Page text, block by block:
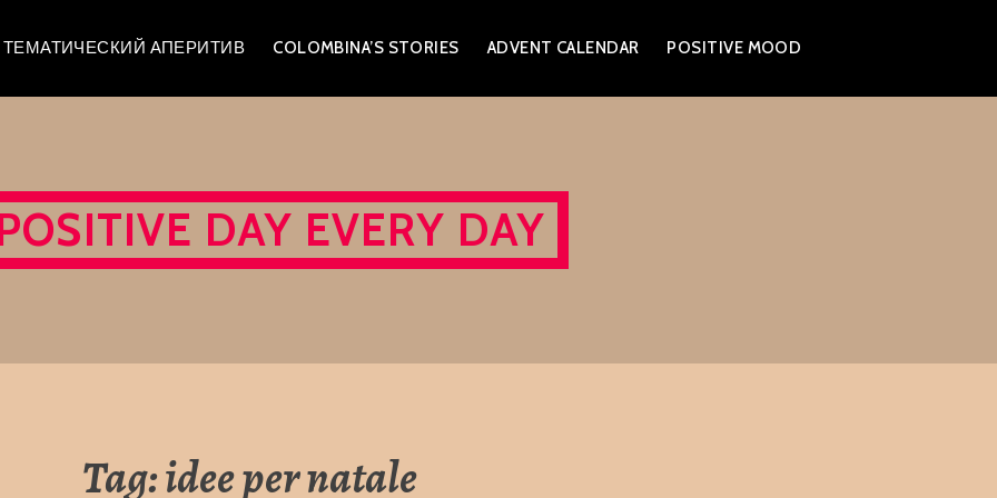
– ТЕМАТИЧЕСКИЙ АПЕРИТИВ COLOMBINA’S STORIES ADVENT CALENDAR POSITIVE MOOD
DAY EVERY DAY
Tag:idee per natale